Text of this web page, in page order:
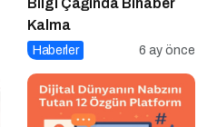
Bilgi Çağında Bihaber
Kalma
Haberler 6 ay önce